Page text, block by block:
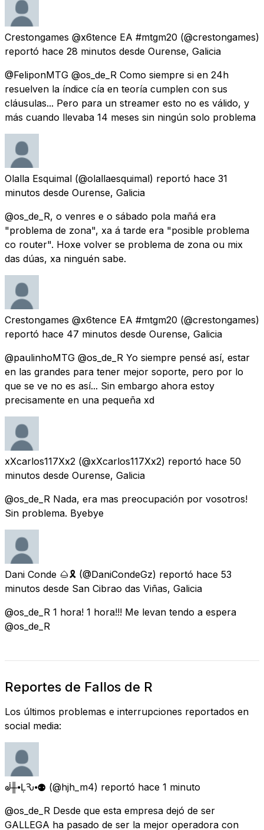
Crestongames @x6tence EA #mtgm20 (@crestongames)
reportó hace 28 minutos desde Ourense, Galicia
@FeliponMTG @os_de_R Como siempre si en 24h
resuelven la índice cía en teoría cumplen con sus
cláusulas... Pero para un streamer esto no es válido, y
más cuando llevaba 14 meses sin ningún solo problema
Olalla Esquimal (@olallaesquimal) reportó hace 31
minutos desde Ourense, Galicia
@os_de_R, o venres e o sábado pola mañá era
"problema de zona", xa á tarde era "posible problema
co router". Hoxe volver se problema de zona ou mix
das dúas, xa ninguén sabe.
Crestongames @x6tence EA #mtgm20 (@crestongames)
reportó hace 47 minutos desde Ourense, Galicia
@paulinhoMTG @os_de_R Yo siempre pensé así, estar
en las grandes para tener mejor soporte, pero por lo
que se ve no es así... Sin embargo ahora estoy
precisamente en una pequeña xd
xXcarlos117Xx2 (@xXcarlos117Xx2) reportó hace 50
minutos desde Ourense, Galicia
@os_de_R Nada, era mas preocupación por vosotros!
Sin problema. Byebye
Dani Conde 🌰🎗 (@DaniCondeGz) reportó hace 53
minutos desde San Cibrao das Viñas, Galicia
@os_de_R 1 hora! 1 hora!!! Me levan tendo a espera
@os_de_R
Reportes de Fallos de R
Los últimos problemas e interrupciones reportados en
social media:
ᣫ╫⦁ḶѦԄ⦁⚉ (@hjh_m4) reportó hace 1 minuto
@os_de_R Desde que esta empresa dejó de ser
GALLEGA ha pasado de ser la mejor operadora con